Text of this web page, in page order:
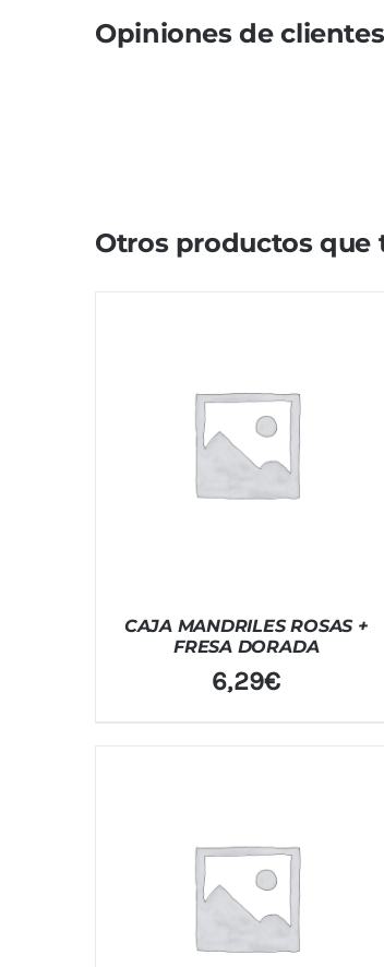
Opiniones de
Otros productos que
CAJA MANDRILES ROSAS +
FRESA DORADA
6,29€